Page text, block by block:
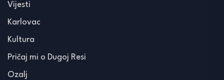
Vijesti
Karlovac
Kultura
Pričaj mi o Dugoj Resi
Ozalj